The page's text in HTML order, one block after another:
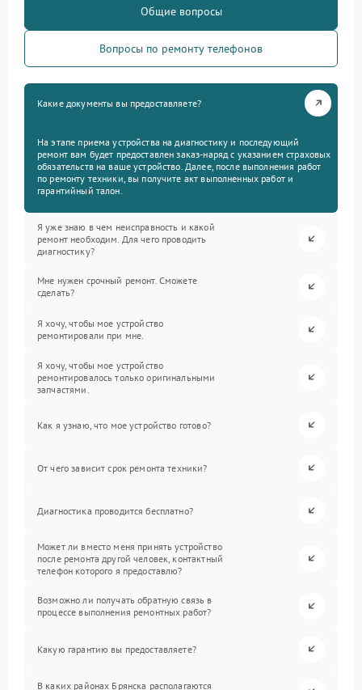
Общие вопросы
Вопросы по ремонту телефонов
Какие документы вы предоставляете?
На этапе приема устройства на диагностику и последующий
ремонт вам будет предоставлен заказ-наряд с указанием страховых
обязательств на ваше устройство. Далее, после выполнения работ
по ремонту техники, вы получите акт выполненных работ и
гарантийный талон.
Я уже знаю в чем неисправность и какой
ремонт необходим. Для чего проводить
диагностику?
Мне нужен срочный ремонт. Сможете
сделать?
Я хочу, чтобы мое устройство
ремонтировали при мне.
Я хочу, чтобы мое устройство
ремонтировалось только оригинальными
запчастями.
Как я узнаю, что мое устройство готово?
От чего зависит срок ремонта техники?
Диагностика проводится бесплатно?
Может ли вместо меня принять устройство
после ремонта другой человек, контактный
телефон которого я предоставлю?
Возможно ли получать обратную связь в
процессе выполнения ремонтных работ?
Какую гарантию вы предоставляете?
В каких районах Брянска располагаются